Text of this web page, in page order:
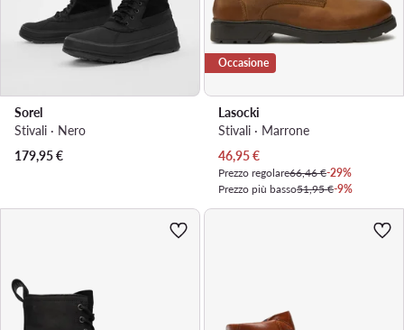
Sorel
Stivali · Nero
179,95€
Occasione
Lasocki
Stivali · Marrone
Prezzo attuale
46,95€
Prezzo regolare66,46 €-29%
Prezzo più basso51,95 €-9%